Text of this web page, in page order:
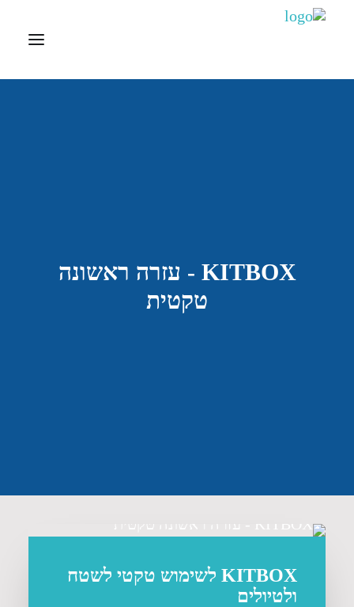
KITBOX - עזרה ראשונה
טקטית
KITBOX לשימוש טקטי לשטח
ולטיולים